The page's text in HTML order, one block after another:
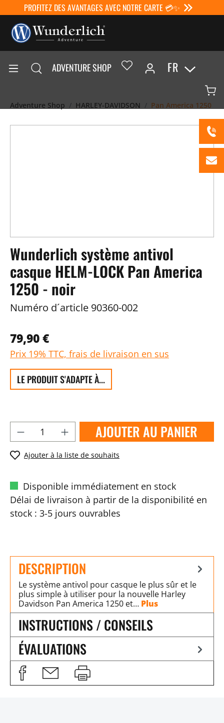
PROFITEZ DES AVANTAGES AVEC NOTRE CARTE 💳✨
ADVENTURE SHOP FR
Adventure Shop HARLEY-DAVIDSON Pan America 1250
Wunderlich système antivol
casque HELM-LOCK Pan America
1250 - noir
Numéro d´article 90360-002
79,90 €
Prix 19% TTC, frais de livraison en sus
LE PRODUIT S'ADAPTE À...
AJOUTER AU PANIER
Ajouter à la liste de souhaits
Disponible immédiatement en stock
Délai de livraison à partir de la disponibilité en
stock : 3-5 jours ouvrables
DESCRIPTION
Le système antivol pour casque le plus sûr et le
plus simple à utiliser pour la nouvelle Harley
Davidson Pan America 1250 et… Plus
INSTRUCTIONS / CONSEILS
ÉVALUATIONS